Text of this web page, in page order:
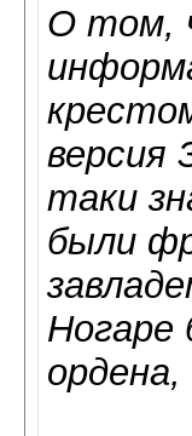
О том,
версия
таки
были
Ногаре